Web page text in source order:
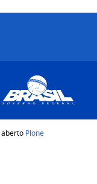
aberto Plone